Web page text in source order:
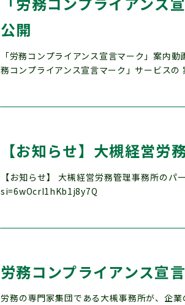
公開
「労務コンプライアンス宣言マーク」案内
務コンプライアンス宣言マーク」サービス
【お知らせ】大槻経営労
【お知らせ】 大槻経営労務管理事務所の
si=6wOcrI1hKb1j8y7Q
労務コンプライアンス宣
労務の専門家集団である大槻事務所が、企